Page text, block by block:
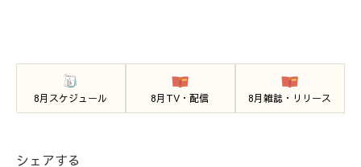
8月スケジュール 8月TV・配信 8月雑誌・リリース
シェアする